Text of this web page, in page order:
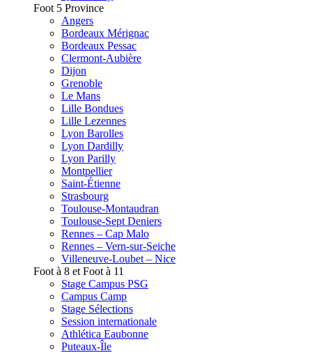
Foot 5 Province
Angers
Bordeaux Mérignac
Bordeaux Pessac
Clermont-Aubière
Dijon
Grenoble
Le Mans
Lille Bondues
Lille Lezennes
Lyon Barolles
Lyon Dardilly
Lyon Parilly
Montpellier
Saint-Étienne
Strasbourg
Toulouse-Montaudran
Toulouse-Sept Deniers
Rennes – Cap Malo
Rennes – Vern-sur-Seiche
Villeneuve-Loubet – Nice
Foot à 8 et Foot à 11
Stage Campus PSG
Campus Camp
Stage Sélections
Session internationale
Athlética Eaubonne
Puteaux-Île